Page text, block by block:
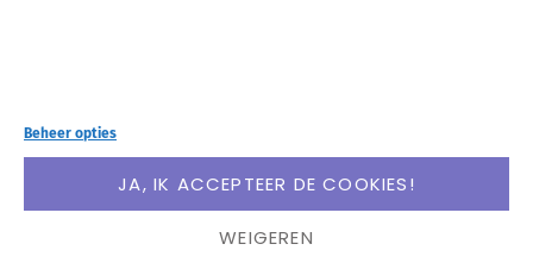
Beheer opties
JA, IK ACCEPTEER DE COOKIES!
WEIGEREN